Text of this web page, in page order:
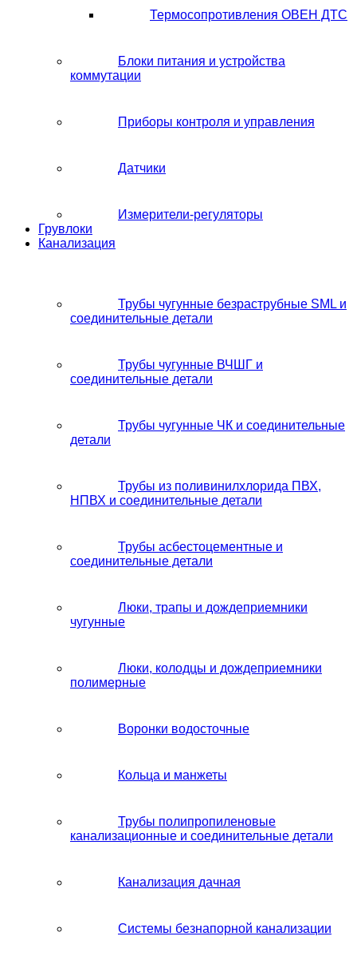
Термосопротивления ОВЕН ДТС
Блоки питания и устройства
коммутации
Приборы контроля и управления
Датчики
Измерители-регуляторы
Грувлоки
Канализация
Трубы чугунные безраструбные SML и
соединительные детали
Трубы чугунные ВЧШГ и
соединительные детали
Трубы чугунные ЧК и соединительные
детали
Трубы из поливинилхлорида ПВХ,
НПВХ и соединительные детали
Трубы асбестоцементные и
соединительные детали
Люки, трапы и дождеприемники
чугунные
Люки, колодцы и дождеприемники
полимерные
Воронки водосточные
Кольца и манжеты
Трубы полипропиленовые
канализационные и соединительные детали
Канализация дачная
Системы безнапорной канализации